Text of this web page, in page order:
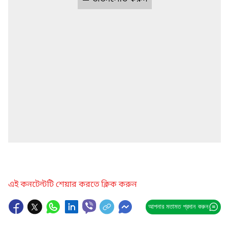
এই কনটেন্টটি শেয়ার করতে ক্লিক করুন
আপনার মতামত প্রদান করুন